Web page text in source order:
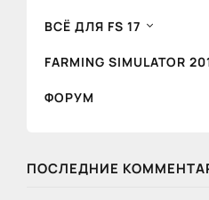
ВСЁ ДЛЯ FS 17
FARMING SIMULATOR
ФОРУМ
ПОСЛЕДНИЕ